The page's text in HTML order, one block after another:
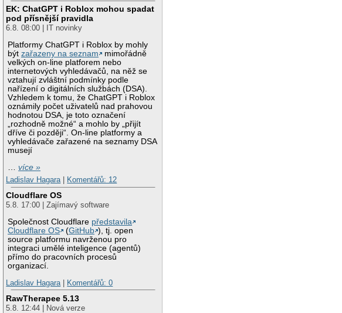
EK: ChatGPT i Roblox mohou spadat
pod přísnější pravidla
6.8. 08:00 | IT novinky
Platformy ChatGPT i Roblox by mohly
býtzařazeny na seznam
mimořádně
velkých on-line platforem nebo
internetových vyhledávačů, na něž se
vztahují zvláštní podmínky podle
nařízení o digitálních službách (DSA).
Vzhledem k tomu, že ChatGPT i Roblox
oznámily počet uživatelů nad prahovou
hodnotou DSA, je toto označení
„rozhodně možné“ a mohlo by „přijít
dříve či později“. On-line platformy a
vyhledávače zařazené na seznamy DSA
musejí
…více »
Ladislav Hagara| Komentářů: 12
Cloudflare OS
5.8. 17:00 | Zajímavý software
Společnost Cloudflare představila
Cloudflare OS
(GitHub ), tj. open
source platformu navrženou pro
integraci umělé inteligence (agentů)
přímo do pracovních procesů
organizací.
Ladislav Hagara| Komentářů: 0
RawTherapee 5.13
5.8. 12:44 | Nová verze